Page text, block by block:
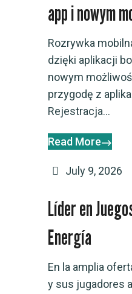
app i nowym
Rozrywka
dzięki aplikacji
nowym
przygodę z
Rejestracja...
Read More
July 9, 2026
Líder en
Energía
En la amplia
y sus jugadores